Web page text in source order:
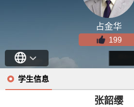
占金华
199
学生信息
张韶缨